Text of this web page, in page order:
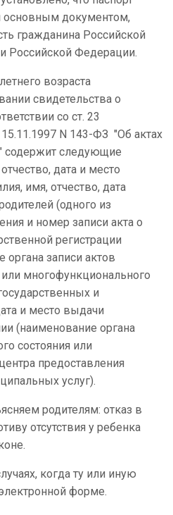
основным документом,
гражданина Российской
Российской Федерации.
возраста
свидетельства о
со ст. 23
N 143-ФЗ "Об актах
содержит следующие
дата и место
имя, отчество, дата
(одного из
и номер записи акта о
регистрации
записи актов
многофункционального
и
и место выдачи
(наименование органа
состояния или
предоставления
услуг).
родителям: отказ в
отсутствия у ребенка
когда ту или иную
форме.